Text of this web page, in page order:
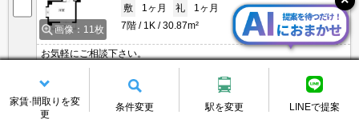
画像：11枚
敷
1ヶ月 礼
1ヶ月
7階
1K 30.87m²
お気軽にご相談下さい。
株式会社リブマックス リブマックス池袋店
家賃·間取りを変
更
条件変更 駅を変更 LINEで提案